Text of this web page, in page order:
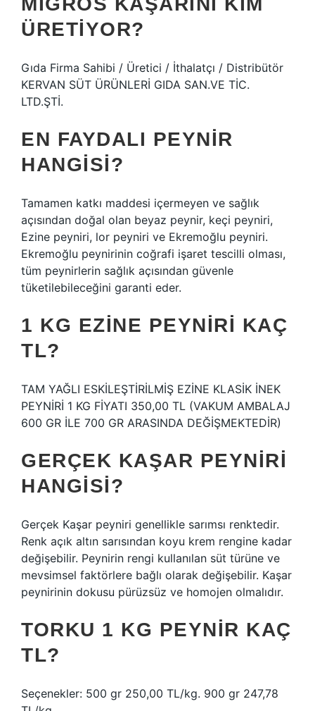
ÜRETIYOR?
Gıda Firma Sahibi / Üretici / İthalatçı / Distribütör
KERVAN SÜT ÜRÜNLERİ GIDA SAN.VE TİC.
LTD.ŞTİ.
EN FAYDALI PEYNIR
HANGISI?
Tamamen katkı maddesi içermeyen ve sağlık
açısından doğal olan beyaz peynir, keçi peyniri,
Ezine peyniri, lor peyniri ve Ekremoğlu peyniri.
Ekremoğlu peynirinin coğrafi işaret tescilli olması,
tüm peynirlerin sağlık açısından güvenle
tüketilebileceğini garanti eder.
1 KG EZINE PEYNIRI KAÇ
TL?
TAM YAĞLI ESKİLEŞTİRİLMİŞ EZİNE KLASİK İNEK
PEYNİRİ 1 KG FİYATI 350,00 TL (VAKUM AMBALAJ
600 GR İLE 700 GR ARASINDA DEĞİŞMEKTEDİR)
GERÇEK KAŞAR PEYNIRI
HANGISI?
Gerçek Kaşar peyniri genellikle sarımsı renktedir.
Renk açık altın sarısından koyu krem ​​rengine kadar
değişebilir. Peynirin rengi kullanılan süt türüne ve
mevsimsel faktörlere bağlı olarak değişebilir. Kaşar
peynirinin dokusu pürüzsüz ve homojen olmalıdır.
TORKU 1 KG PEYNIR KAÇ
TL?
Seçenekler: 500 gr 250,00 TL/kg. 900 gr 247,78